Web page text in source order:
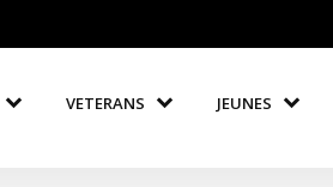
VETERANS JEUNES